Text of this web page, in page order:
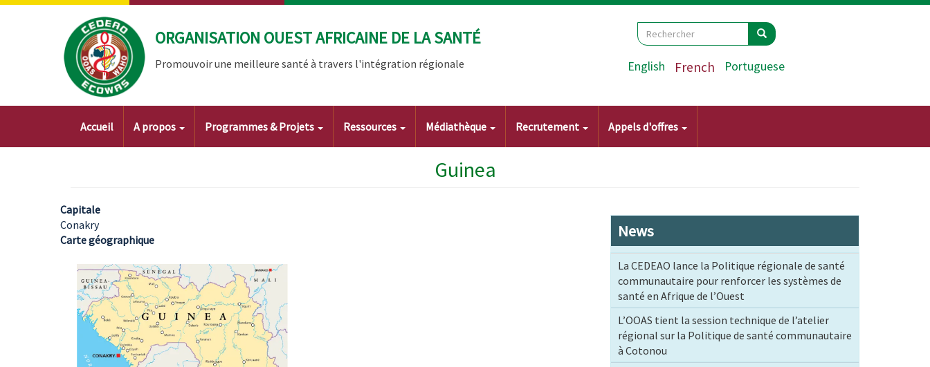
Aller
ORGANISATION OUEST AFRICAINE DE LA SANTÉ
Promouvoir une meilleure santé à travers l'intégration régionale
Search
Rechercher Rechercher
English French Portuguese
Main
navigation
Accueil A propos Programmes & Projets Ressources Médiathèque Recrutement Appels d'offres
Guinea
Capitale
Conakry
Carte géographique
Image
News
La CEDEAO lance la Politique régionale de santé
communautaire pour renforcer les systèmes de
santé en Afrique de l’Ouest
L’OOAS tient la session technique de l’atelier
régional sur la Politique de santé communautaire
à Cotonou